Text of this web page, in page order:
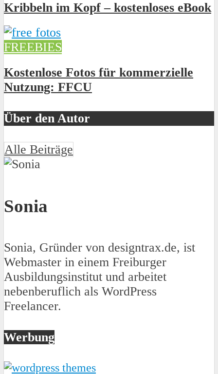
Kribbeln im Kopf – kostenloses eBook
FREEBIES
Kostenlose Fotos für kommerzielle
Nutzung: FFCU
Über den Autor
Alle Beiträge
Sonia
Sonia, Gründer von designtrax.de, ist
Webmaster in einem Freiburger
Ausbildungsinstitut und arbeitet
nebenberuflich als WordPress
Freelancer.
Werbung